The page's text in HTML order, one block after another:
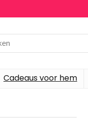
Cadeaus voor hem